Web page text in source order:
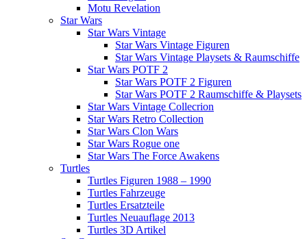
Motu Revelation
Star Wars
Star Wars Vintage
Star Wars Vintage Figuren
Star Wars Vintage Playsets & Raumschiffe
Star Wars POTF 2
Star Wars POTF 2 Figuren
Star Wars POTF 2 Raumschiffe & Playsets
Star Wars Vintage Collecrion
Star Wars Retro Collection
Star Wars Clon Wars
Star Wars Rogue one
Star Wars The Force Awakens
Turtles
Turtles Figuren 1988 – 1990
Turtles Fahrzeuge
Turtles Ersatzteile
Turtles Neuauflage 2013
Turtles 3D Artikel